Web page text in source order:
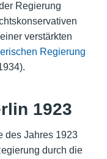
Regierung
verstärkten
Regierung
1923
des Jahres 1923
durch die